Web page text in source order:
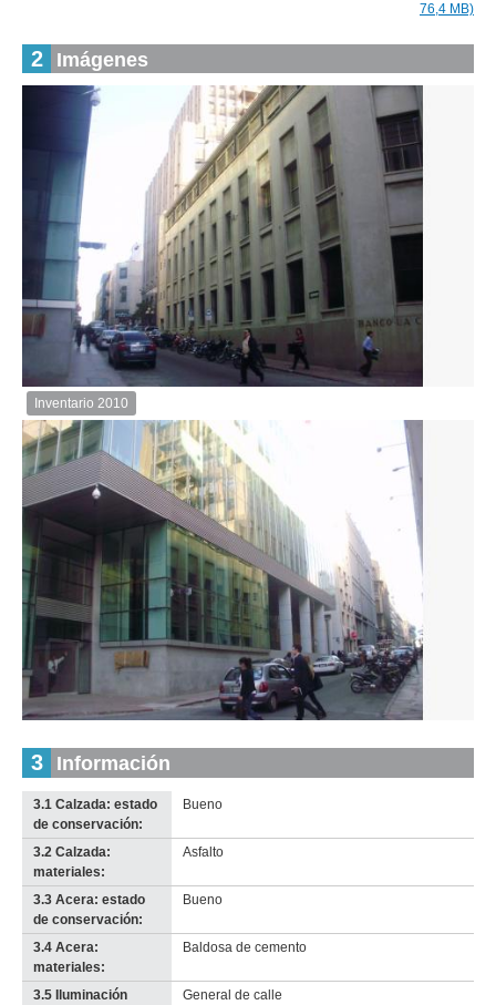
76,4 MB)
2 Imágenes
Inventario
2010
Descargar
imagen
original
Inventario 2010
Inventario 2010
Treinta Y Tres (TT 4)
Inventario 2010
Treinta Y Tres (TT 4)
Anterior Pausa Siguiente
Inventario
2010
Descargar
imagen
original
3 Información
3.1 Calzada: estado
de conservación:
Bueno
3.2 Calzada:
materiales:
Asfalto
3.3 Acera: estado
de conservación:
Bueno
3.4 Acera:
materiales:
Baldosa de cemento
3.5 Iluminación
General de calle